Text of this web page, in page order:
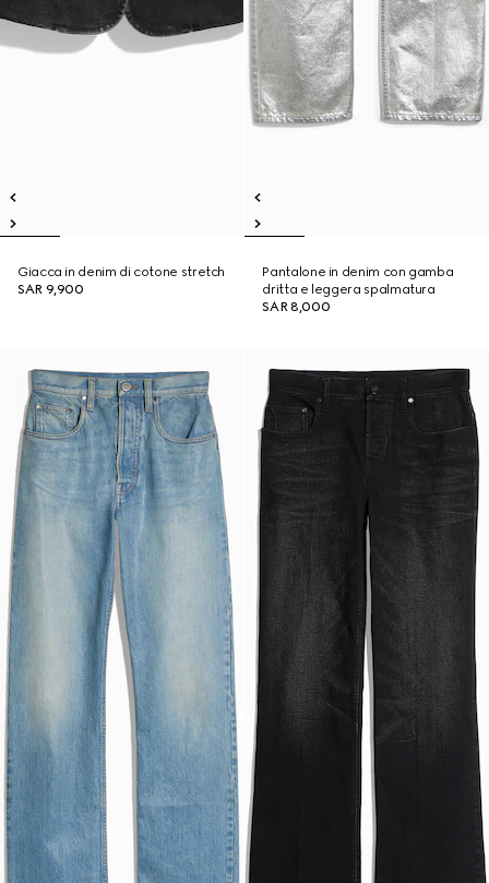
Giacca in denim di cotone stretch
SAR 9,900
Pantalone in denim con gamba
dritta e leggera spalmatura
SAR 8,000